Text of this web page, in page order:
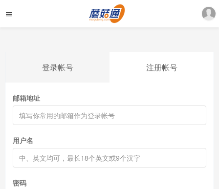
登录帐号 注册帐号
邮箱地址
用户名
密码